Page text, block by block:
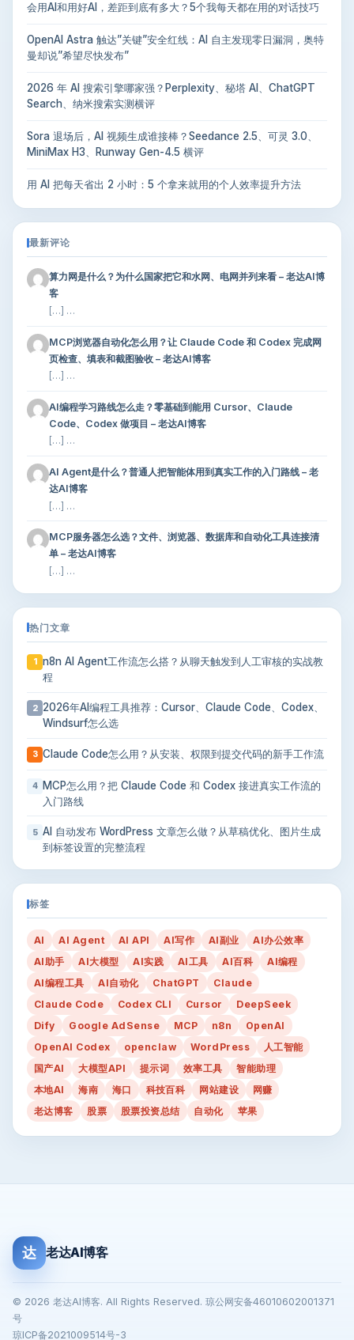
会用AI和用好AI，差距到底有多大？5个我每天都在用的对话技巧
OpenAI Astra 触达”关键”安全红线：AI 自主发现零日漏洞，奥特
曼却说”希望尽快发布”
2026 年 AI 搜索引擎哪家强？Perplexity、秘塔 AI、ChatGPT
Search、纳米搜索实测横评
Sora 退场后，AI 视频生成谁接棒？Seedance 2.5、可灵 3.0、
MiniMax H3、Runway Gen-4.5 横评
用 AI 把每天省出 2 小时：5 个拿来就用的个人效率提升方法
最新评论
算力网是什么？为什么国家把它和水网、电网并列来看 – 老达AI博
客
[…] …
MCP浏览器自动化怎么用？让 Claude Code 和 Codex 完成网
页检查、填表和截图验收 – 老达AI博客
[…] …
AI编程学习路线怎么走？零基础到能用 Cursor、Claude
Code、Codex 做项目 – 老达AI博客
[…] …
AI Agent是什么？普通人把智能体用到真实工作的入门路线 – 老
达AI博客
[…] …
MCP服务器怎么选？文件、浏览器、数据库和自动化工具连接清
单 – 老达AI博客
[…] …
热门文章
1
n8n AI Agent工作流怎么搭？从聊天触发到人工审核的实战教
程
2 2026年AI编程工具推荐：Cursor、Claude Code、Codex、
Windsurf怎么选
3 Claude Code怎么用？从安装、权限到提交代码的新手工作流
4 MCP怎么用？把 Claude Code 和 Codex 接进真实工作流的
入门路线
5 AI 自动发布 WordPress 文章怎么做？从草稿优化、图片生成
到标签设置的完整流程
标签
AI AI Agent AI API AI写作 AI副业
AI办公效率
AI助手
AI大模型 AI实践 AI工具 AI百科
AI编程
AI编程工具
AI自动化 ChatGPT
Claude
Claude Code
Codex CLI Cursor
DeepSeek
Dify
Google AdSense MCP n8n
OpenAI
OpenAI Codex
openclaw WordPress
人工智能
国产AI
大模型API 提示词 效率工具
智能助理
本地AI
海南 海口 科技百科 网站建设
网赚
老达博客
股票 股票投资总结 自动化 苹果
达 老达AI博客
© 2026 老达AI博客. All Rights Reserved. 琼公网安备46010602001371
号
琼ICP备2021009514号-3